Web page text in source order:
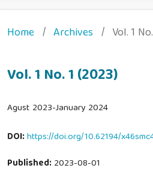
Home / Archives / Vol. 1
Vol. 1 No. 1 (2023)
Agust 2023-January 2024
DOI:https://doi.org/10.62194/
Published:2023-08-01